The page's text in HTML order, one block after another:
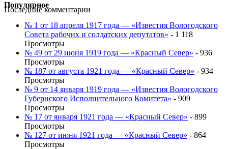
Последние комментарии
Популярное
№ 1 от 18 апреля 1917 года — «Известия Вологодского
Совета рабочих и солдатских депутатов» - 1 118
Просмотры
№ 49 от 29 июня 1919 года — «Красный Север» - 936
Просмотры
№ 187 от августа 1921 года — «Красный Север» - 934
Просмотры
№ 9 от 14 января 1919 года — «Известия Вологодского
Губернского Исполнительного Комитета» - 909
Просмотры
№ 17 от января 1921 года — «Красный Север» - 899
Просмотры
№ 127 от июня 1921 года — «Красный Север» - 864
Просмотры